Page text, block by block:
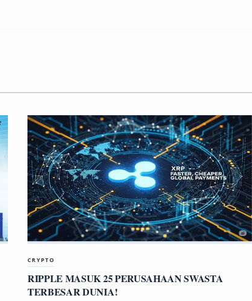
CRYPTO
RIPPLE MASUK 25 PERUSAHAAN SWASTA
TERBESAR DUNIA!